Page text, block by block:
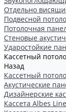
Отдельно
Подвесной
Потолочная
Стеновые
Ударостойкие
Кассетный
Назад
Кассетный
Акустические
Дизайнерские
Кассета Albes